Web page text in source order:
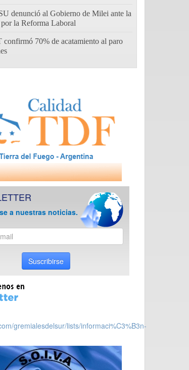
denunció al Gobierno de Milei ante la
la Reforma Laboral
70% de acatamiento al paro
a nuestras noticias.
Suscribirse
gremialesdelsur/lists/informaci%C3%B3n-